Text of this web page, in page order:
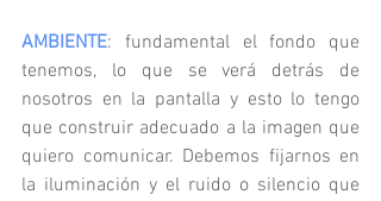
AMBIENTE: fundamental el fondo que
tenemos, lo que se verá detrás de
nosotros en la pantalla y esto lo tengo
que construir adecuado a la imagen que
quiero comunicar. Debemos fijarnos en
la iluminación y el ruido o silencio que